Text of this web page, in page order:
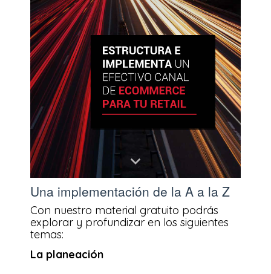
Una implementación de la A a la Z
Con nuestro material gratuito podrás
explorar y profundizar en los siguientes
temas:
La planeación